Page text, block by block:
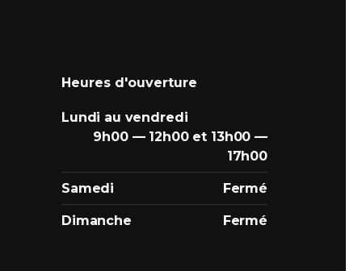
Heures d'ouverture
Lundi au vendredi
9h00 — 12h00 et 13h00 —
17h00
Samedi Fermé
Dimanche Fermé